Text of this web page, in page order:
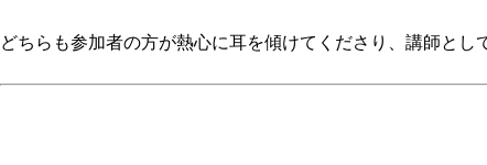
どちらも参加者の方が熱心に耳を傾けてくださり、講師と